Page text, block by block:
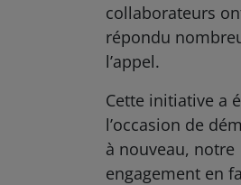
collaborateurs
répondu
l’appel.
Cette initiative a
l’occasion de
à nouveau, notre
engagement en